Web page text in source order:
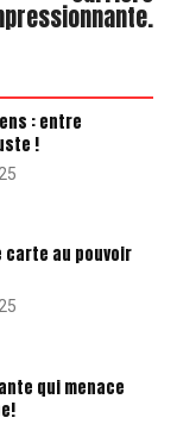
: entre
!
carte au pouvoir
qui menace